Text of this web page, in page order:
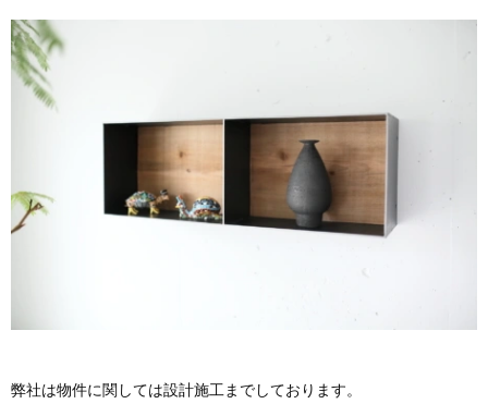
弊社は物件に関しては設計施工までしております。